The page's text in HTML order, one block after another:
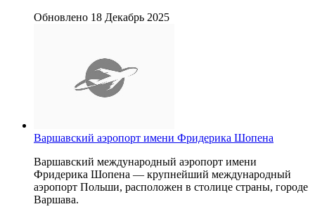
Обновлено 18 Декабрь 2025
Варшавский аэропорт имени Фридерика Шопена
Варшавский международный аэропорт имени
Фридерика Шопена — крупнейший международный
аэропорт Польши, расположен в столице страны, городе
Варшава.